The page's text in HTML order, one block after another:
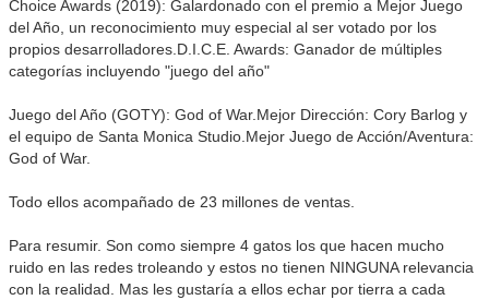
Choice Awards (2019): Galardonado con el premio a Mejor Juego
del Año, un reconocimiento muy especial al ser votado por los
propios desarrolladores.D.I.C.E. Awards: Ganador de múltiples
categorías incluyendo "juego del año"
Juego del Año (GOTY): God of War.Mejor Dirección: Cory Barlog y
el equipo de Santa Monica Studio.Mejor Juego de Acción/Aventura:
God of War.
Todo ellos acompañado de 23 millones de ventas.
Para resumir. Son como siempre 4 gatos los que hacen mucho
ruido en las redes troleando y estos no tienen NINGUNA relevancia
con la realidad. Mas les gustaría a ellos echar por tierra a cada